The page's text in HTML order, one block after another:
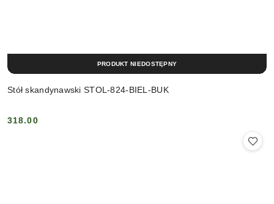
Stół skandynawski STOL-824-BIEL-BUK
Cena:
318.00
PRODUKT NIEDOSTĘPNY